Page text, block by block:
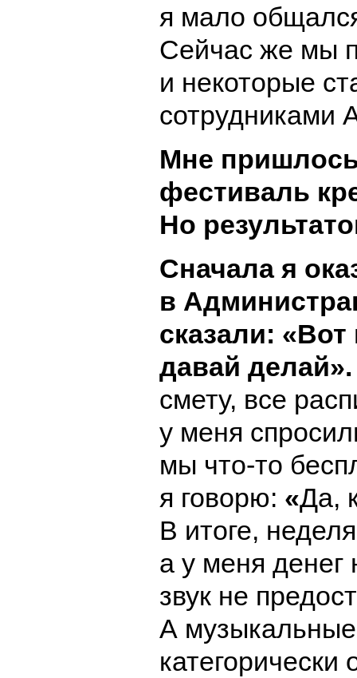
я мало
Сейчас же мы
и некоторые
сотрудниками
Мне пришлось
фестиваль
Но
Сначала я
в
сказали: «Вот
давай делай»
смету, все
у меня
мы что-то
я говорю: «Да,
В итоге,
а у меня денег
звук не
А
категорически